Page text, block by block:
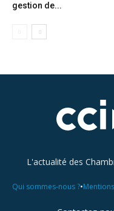
gestion de...
L'actualité des
Qui sommes-nous ?•